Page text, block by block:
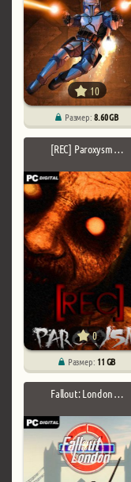
10
Размер:8.60 GB
[REC] Paroxysm …
0
Размер: 11 GB
Fallout: London …